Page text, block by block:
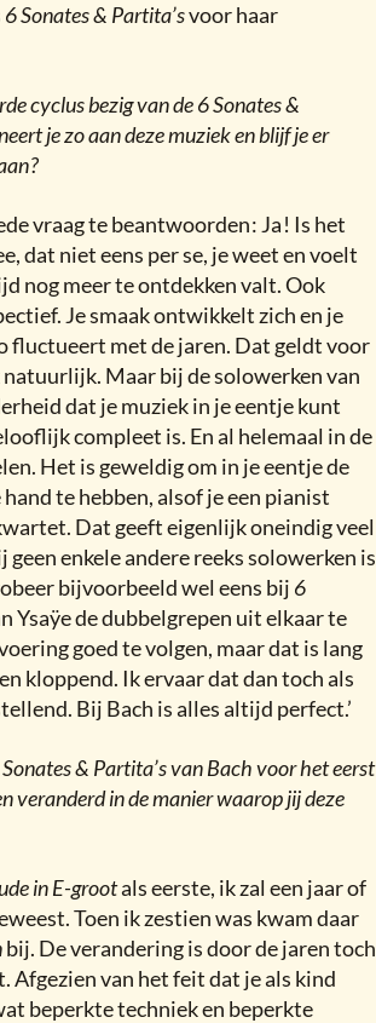
6 Sonates & Partita’svoor haar
cyclus bezig van de 6 Sonates &
je zo aan deze muziek en blijf je er
?
vraag te beantwoorden: Ja! Is het
dat niet eens per se, je weet en voelt
nog meer te ontdekken valt. Ook
Je smaak ontwikkelt zich en je
fluctueert met de jaren. Dat geldt voor
natuurlijk. Maar bij de solowerken van
dat je muziek in je eentje kunt
compleet is. En al helemaal in de
Het is geweldig om in je eentje de
te hebben, alsof je een pianist
Dat geeft eigenlijk oneindig veel
enkele andere reeks solowerken is
bijvoorbeeld wel eens bij 6
Ysaÿe de dubbelgrepen uit elkaar te
goed te volgen, maar dat is lang
kloppend. Ik ervaar dat dan toch als
Bij Bach is alles altijd perfect.’
& Partita’s van Bach voor het eerst
veranderd in de manier waarop jij deze
in E-grootals eerste, ik zal een jaar of
Toen ik zestien was kwam daar
bij. De verandering is door de jaren toch
Afgezien van het feit dat je als kind
beperkte techniek en beperkte